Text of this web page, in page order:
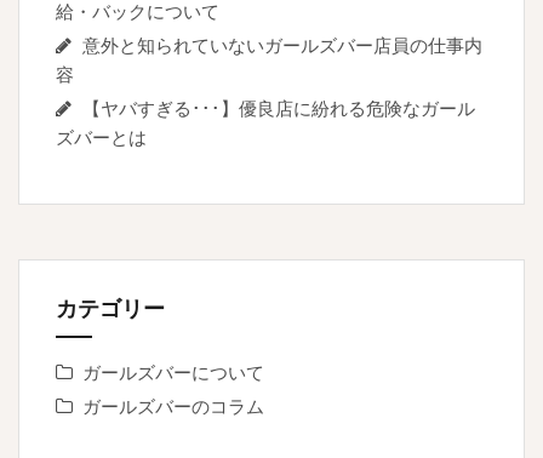
給・バックについて
意外と知られていないガールズバー店員の仕事内
容
【ヤバすぎる･･･】優良店に紛れる危険なガール
ズバーとは
カテゴリー
ガールズバーについて
ガールズバーのコラム